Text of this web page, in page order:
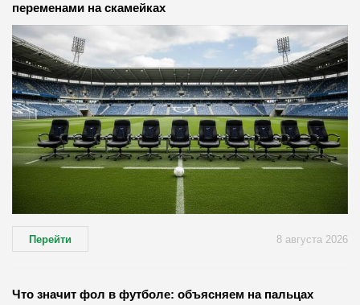
переменами на скамейках
Перейти 8 августа 2026
Что значит фол в футболе: объясняем на пальцах